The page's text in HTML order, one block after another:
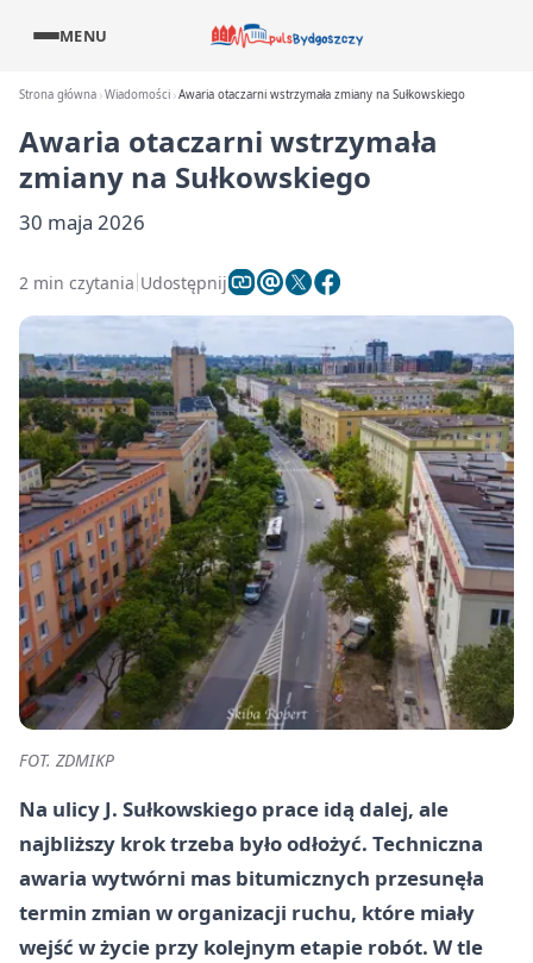
MENU
Strona główna Wiadomości Awaria otaczarni wstrzymała zmiany na Sułkowskiego
Awaria otaczarni wstrzymała
zmiany na Sułkowskiego
30 maja 2026
2 min czytania Udostępnij
FOT. ZDMIKP
Na ulicy J. Sułkowskiego prace idą dalej, ale
najbliższy krok trzeba było odłożyć. Techniczna
awaria wytwórni mas bitumicznych przesunęła
termin zmian w organizacji ruchu, które miały
wejść w życie przy kolejnym etapie robót. W tle